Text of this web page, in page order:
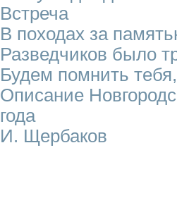
Встреча
В походах за
Разведчиков было
Будем помнить
Описание
года
И. Щербаков